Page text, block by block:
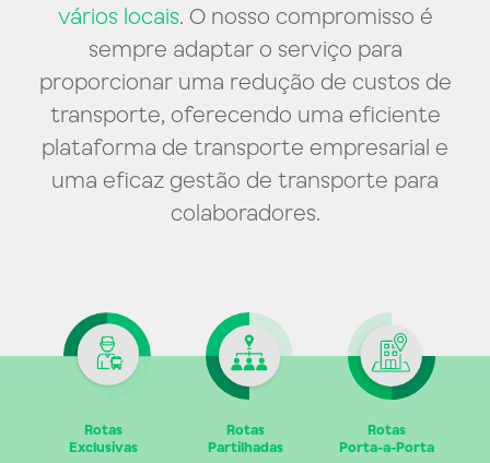
vários locais. O nosso compromisso é
sempre adaptar o serviço para
proporcionar uma redução de custos de
transporte, oferecendo uma eficiente
plataforma de transporte empresarial e
uma eficaz gestão de transporte para
colaboradores.
Rotas
Exclusivas
Rotas
Partilhadas
Rotas
Porta-a-Porta